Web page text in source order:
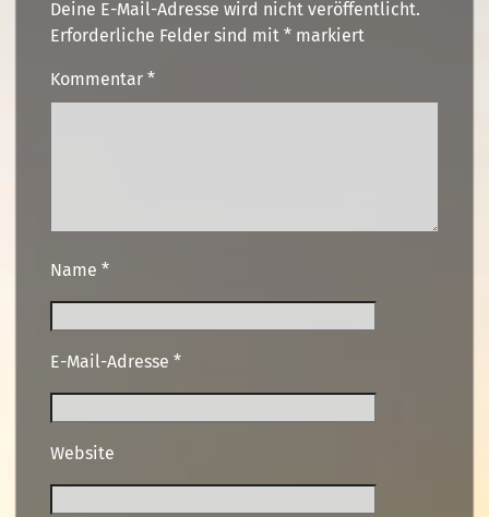
Deine E-Mail-Adresse wird nicht veröffentlicht.
Erforderliche Felder sind mit *markiert
Kommentar *
Name *
E-Mail-Adresse *
Website